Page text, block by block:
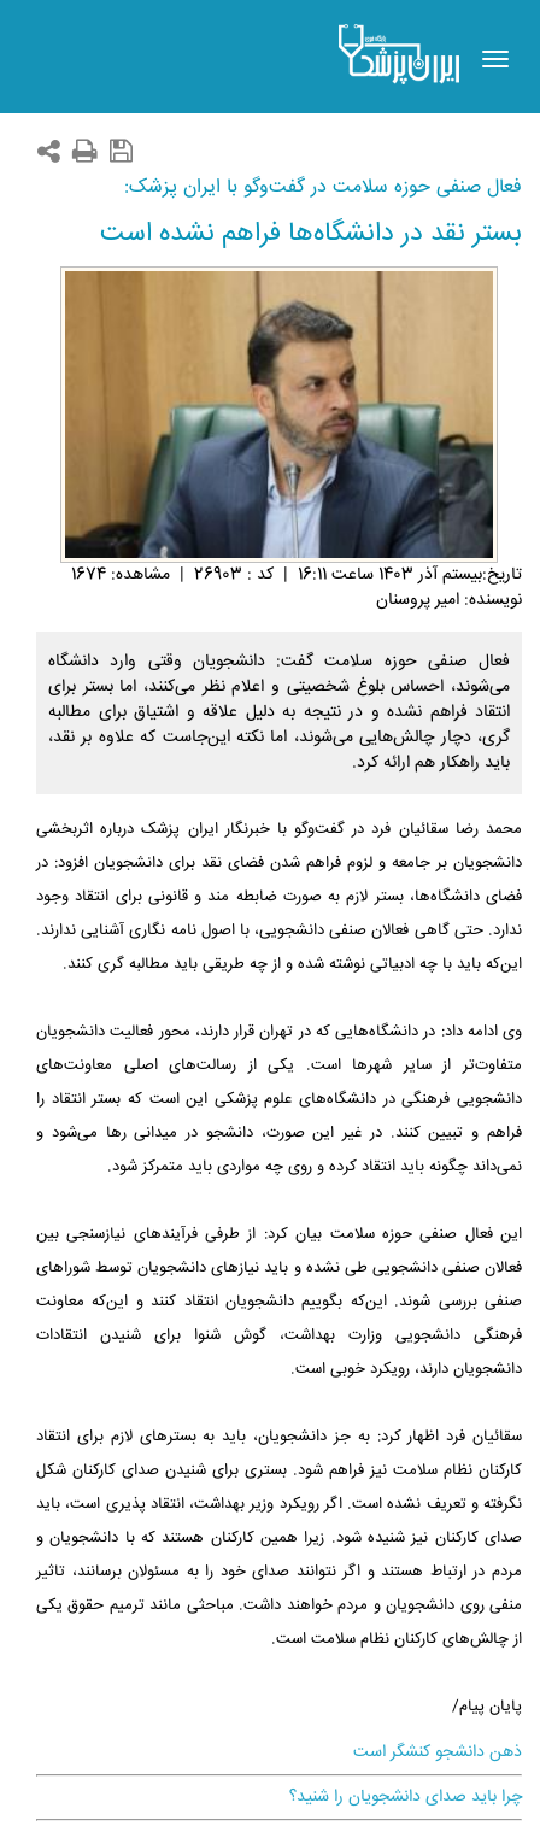
Toggle
navigation
فعال صنفی حوزه سلامت در گفت‌وگو با ایران پزشک:
بستر نقد در دانشگاه‌ها فراهم نشده است
تاريخ:بيستم آذر 1403 ساعت 16:11 | کد : 26903 | مشاهده: 1674
نویسنده: امیر پروسنان
فعال صنفی حوزه سلامت گفت: دانشجویان وقتی وارد دانشگاه
می‌شوند، احساس بلوغ شخصیتی و اعلام نظر می‌کنند، اما بستر برای
انتقاد فراهم نشده و در نتیجه به دلیل علاقه و اشتیاق برای مطالبه
گری، دچار چالش‌هایی می‌شوند، اما نکته این‌جاست که علاوه بر نقد،
باید راهکار هم ارائه کرد.
محمد رضا سقائیان فرد در گفت‌وگو با خبرنگار ایران پزشک درباره اثربخشی
دانشجویان بر جامعه و لزوم فراهم شدن فضای نقد برای دانشجویان افزود: در
فضای دانشگاه‌ها، بستر لازم به صورت ضابطه مند و قانونی برای انتقاد وجود
ندارد. حتی گاهی فعالان صنفی دانشجویی، با اصول نامه نگاری آشنایی ندارند.
این‌که باید با چه ادبیاتی نوشته شده و از چه طریقی باید مطالبه گری کنند.
وی ادامه داد: در دانشگاه‌هایی که در تهران قرار دارند، محور فعالیت دانشجویان
متفاوت‌تر از سایر شهرها است. یکی از رسالت‌های اصلی معاونت‌های
دانشجویی فرهنگی در دانشگاه‌های علوم پزشکی این است که بستر انتقاد را
فراهم و تبیین کنند. در غیر این صورت، دانشجو در میدانی رها می‌شود و
نمی‌داند چگونه باید انتقاد کرده و روی چه مواردی باید متمرکز شود.
این فعال صنفی حوزه سلامت بیان کرد: از طرفی فرآیندهای نیازسنجی بین
فعالان صنفی دانشجویی طی نشده و باید نیازهای دانشجویان توسط شوراهای
صنفی بررسی شوند. این‌که بگوییم دانشجویان انتقاد کنند و این‌که معاونت
فرهنگی دانشجویی وزارت بهداشت، گوش شنوا برای شنیدن انتقادات
دانشجویان دارند، رویکرد خوبی است.
سقائیان فرد اظهار کرد: به جز دانشجویان، باید به بسترهای لازم برای انتقاد
کارکنان نظام سلامت نیز فراهم شود. بستری برای شنیدن صدای کارکنان شکل
نگرفته و تعریف نشده است. اگر رویکرد وزیر بهداشت، انتقاد پذیری است، باید
صدای کارکنان نیز شنیده شود. زیرا همین کارکنان هستند که با دانشجویان و
مردم در ارتباط هستند و اگر نتوانند صدای خود را به مسئولان برسانند، تاثیر
منفی روی دانشجویان و مردم خواهند داشت. مباحثی مانند ترمیم حقوق یکی
از چالش‌های کارکنان نظام سلامت است.
پایان پیام/
ذهن دانشجو کنشگر است
چرا باید صدای دانشجویان را شنید؟